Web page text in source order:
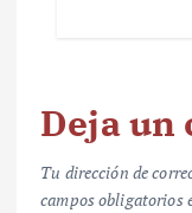
Deja un
Tu dirección de
campos obligatorios